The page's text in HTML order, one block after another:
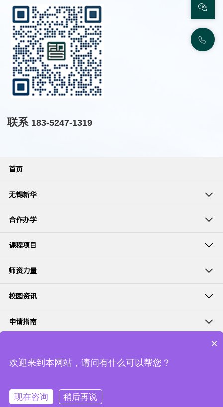
联系 183-5247-1319
首页
无锡新华
合作办学
课程项目
师资力量
校园资讯
申请指南
Copyright © 新华商学院无锡分教中心 版权所有 备案号：
×
欢迎来到本网站，请问有什么可以帮您？
现在咨询 稍后再说